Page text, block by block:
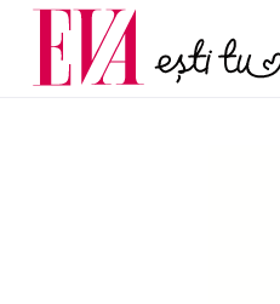
Carieră
Actualitate